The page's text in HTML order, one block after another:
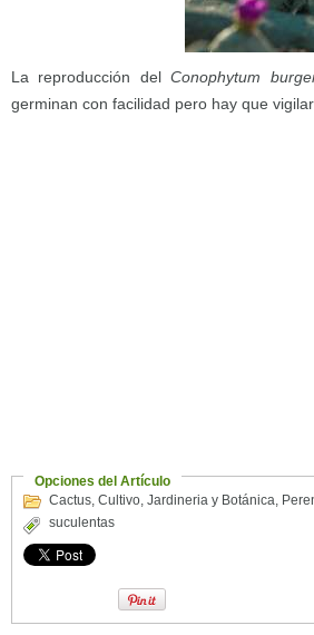
La reproducción delConophytum
germinan con facilidad pero hay que
Opciones del Artículo
Cactus, Cultivo, Jardineria y Botánica,
suculentas